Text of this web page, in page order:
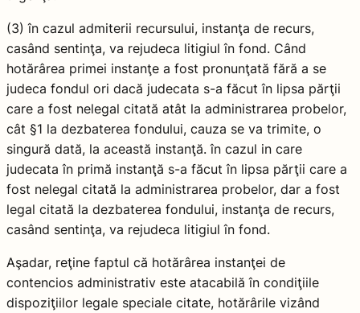
(3) în cazul admiterii recursului, instanţa de recurs,
casând sentinţa, va rejudeca litigiul în fond. Când
hotărârea primei instanţe a fost pronunţată fără a se
judeca fondul ori dacă judecata s-a făcut în lipsa părţii
care a fost nelegal citată atât la administrarea probelor,
cât §1 la dezbaterea fondului, cauza se va trimite, o
singură dată, la această instanţă. în cazul in care
judecata în primă instanţă s-a făcut în lipsa părţii care a
fost nelegal citată la administrarea probelor, dar a fost
legal citată la dezbaterea fondului, instanţa de recurs,
casând sentinţa, va rejudeca litigiul în fond.
Aşadar, reţine faptul că hotărârea instanţei de
contencios administrativ este atacabilă în condiţiile
dispoziţiilor legale speciale citate, hotărârile vizând